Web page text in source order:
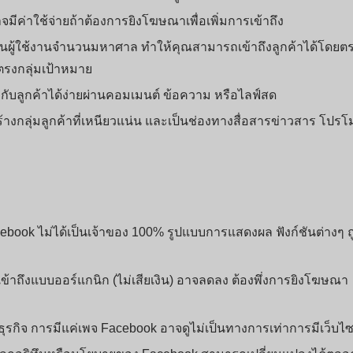
ค่าใช้จ่ายถ้าต้องการยิงโฆษณาเพื่อเพิ่มการเข้าถึง
ผู้ใช้งานจำนวนมหาศาล ทำให้คุณสามารถเข้าถึงลูกค้าได้โดยต
งกลุ่มเป้าหมาย
บลูกค้าได้ง่ายผ่านคอมเมนต์ ข้อความ หรือไลฟ์สด
างกลุ่มลูกค้าที่เหนียวแน่น และเป็นช่องทางสื่อสารข่าวสาร โปรโ
ไม่ได้เป็นเจ้าของ 100% รูปแบบการแสดงผล ฟังก์ชันต่างๆ
าถึงแบบออร์แกนิก (ไม่เสียเงิน) อาจลดลง ต้องพึ่งการยิงโฆษณา
จ การมีแค่เพจ Facebook อาจดูไม่เป็นทางการเท่าการมีเว็บไ